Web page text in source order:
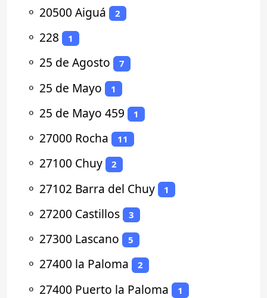
⚬ 20500 Aiguá 2
⚬ 228 1
⚬ 25 de Agosto 7
⚬ 25 de Mayo 1
⚬ 25 de Mayo 459 1
⚬ 27000 Rocha 11
⚬ 27100 Chuy 2
⚬ 27102 Barra del Chuy 1
⚬ 27200 Castillos 3
⚬ 27300 Lascano 5
⚬ 27400 la Paloma 2
⚬ 27400 Puerto la Paloma 1